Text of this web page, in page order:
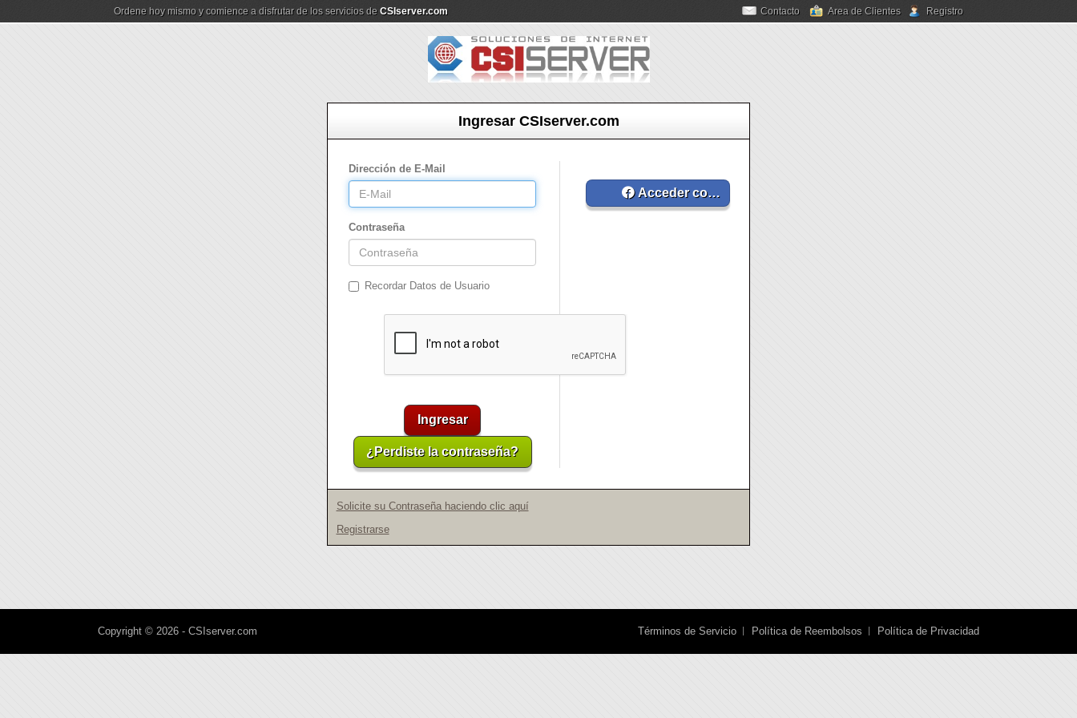
Ordene hoy mismo y comience a disfrutar de los servicios de CSIserver.com Contacto Area de Clientes Registro
Ingresar CSIserver.com
Dirección de E-Mail
Contraseña
Recordar Datos de Usuario
¿Perdiste la contraseña?
Acceder con Facebook
Solicite su Contraseña haciendo clic aquí
Registrarse
Copyright © 2026 - CSIserver.com Términos de Servicio Política de Reembolsos Política de Privacidad